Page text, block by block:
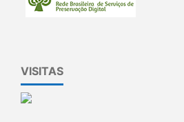
VISITAS